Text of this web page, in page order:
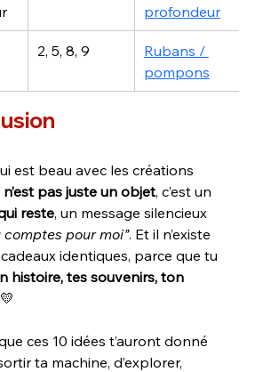
profondeur
2, 5, 8, 9
Rubans /
pompons
est beau avec les créations
n’est pas juste un objet, c’est un
reste, un message silencieux
comptes pour moi”. Et il n’existe
identiques, parce que tu
histoire, tes souvenirs, ton
ces 10 idées t’auront donné
ta machine, d’explorer,